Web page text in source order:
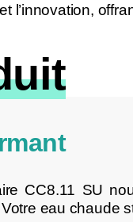
l’innovation,
CC8.11 SU
eau chaude